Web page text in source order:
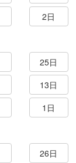
2日
25日
13日
1日
26日